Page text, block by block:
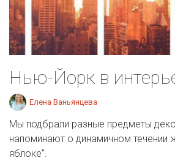
Нью-Йорк в
Елена Ваньянцева
Мы подбрали разные предметы
напоминают о динамичном течении
яблоке".